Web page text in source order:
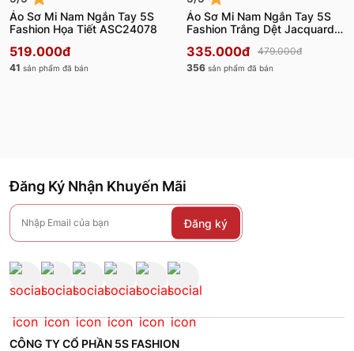
Áo Sơ Mi Nam Ngắn Tay 5S
Fashion Họa Tiết ASC24078
519.000đ
41 sản phẩm đã bán
Áo Sơ Mi Nam Ngắn Tay 5S
Fashion Trắng Dệt Jacquard
335.000đ
479.000đ
356 sản phẩm đã bán
Đăng Ký Nhận Khuyến Mãi
Đăng ký
CÔNG TY CỔ PHẦN 5S FASHION